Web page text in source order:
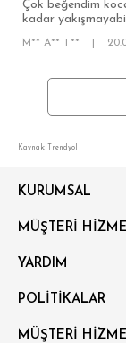
Çok beğendim
kadar
M** A** T**
Kaynak: Trendyol
KURUMSAL
MÜŞTERİ
YARDIM
POLİTİKALAR
MÜŞTERİ